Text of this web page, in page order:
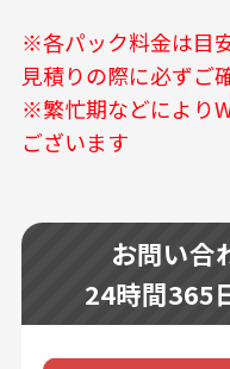
※各パック料金は目
見積りの際に必ずご
※繁忙期などにより
ございます
お問い合
24時間365